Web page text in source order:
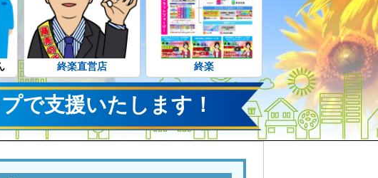
終楽直営店 終楽
で支援いたします！